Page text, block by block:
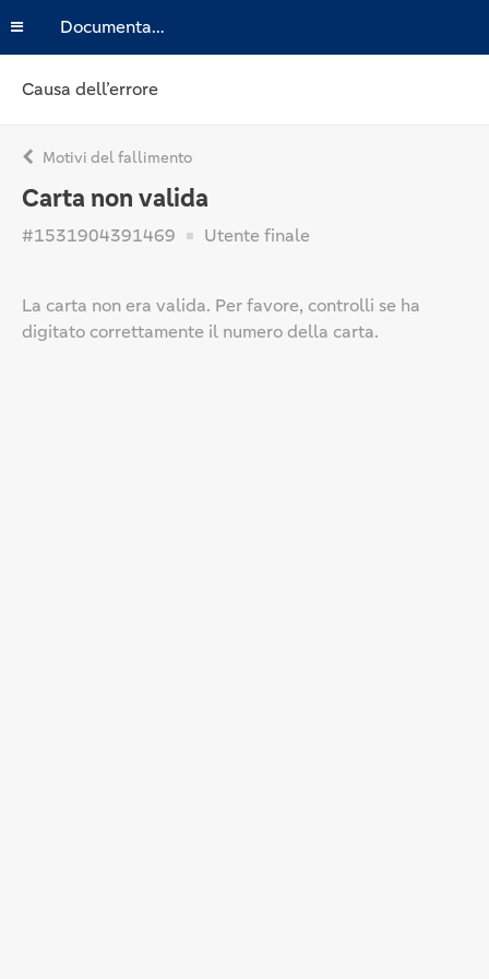
Documentazione
Causa dell’errore
Motivi del fallimento
Carta non valida
#1531904391469 Utente finale
La carta non era valida. Per favore, controlli se ha
digitato correttamente il numero della carta.